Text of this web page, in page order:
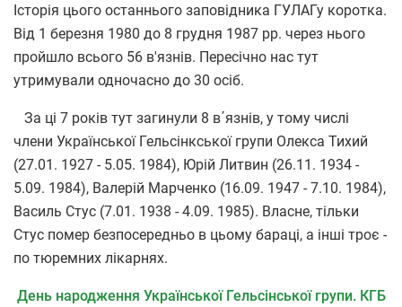
Історія цього останнього заповідника ГУЛАГу коротка.
Від 1 березня 1980 до 8 грудня 1987 рр. через нього
пройшло всього 56 в'язнів. Пересічно нас тут
утримували одночасно до 30 осіб.
За ці 7 років тут загинули 8 в΄язнів, у тому числі
члени Української Гельсінкської групи Олекса Тихий
(27.01. 1927 - 5.05. 1984), Юрій Литвин (26.11. 1934 -
5.09. 1984), Валерій Марченко (16.09. 1947 - 7.10. 1984),
Василь Стус (7.01. 1938 - 4.09. 1985). Власне, тільки
Стус помер безпосередньо в цьому бараці, а інші троє -
по тюремних лікарнях.
День народження Української Гельсінської групи. КГБ